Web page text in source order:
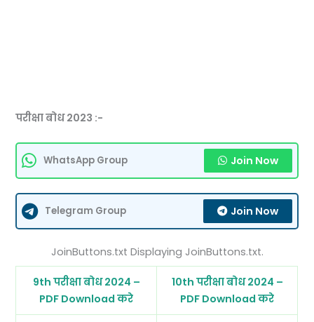
परीक्षा बोध 2023 :-
WhatsApp Group Join Now
Telegram Group Join Now
JoinButtons.txt Displaying JoinButtons.txt.
9th परीक्षा बोध 2024 –
PDF Download करे
10th परीक्षा बोध 2024 –
PDF Download करे